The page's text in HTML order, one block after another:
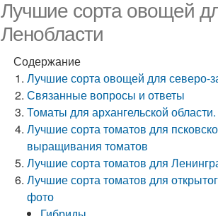
Лучшие сорта овощей
Ленобласти
Содержание
Лучшие сорта овощей для северо-
Связанные вопросы и ответы
Томаты для архангельской
Лучшие сорта томатов для
выращивания томатов
Лучшие сорта томатов для
Лучшие сорта томатов для
фото